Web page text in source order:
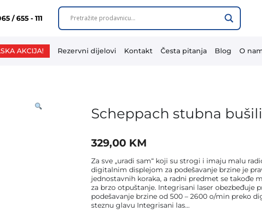
/ 655 - 111
AKCIJA! Rezervni dijelovi Kontakt Česta pitanja Blog O
Scheppach stubna
329,00 KM
Za sve „uradi sam“ koji su strogi i imaju malu
digitalnim displejom za podešavanje brzine je
jednostavnih koraka, a radni predmet se takođe
za brzo otpuštanje. Integrisani laser obezbeđuje
podešavanje brzine od 500 – 2600 o/min preko
steznu glavu Integrisani las…